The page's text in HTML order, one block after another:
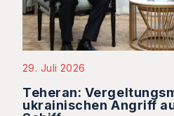
29. Juli 2026
Teheran:
ukrainischen Angriff